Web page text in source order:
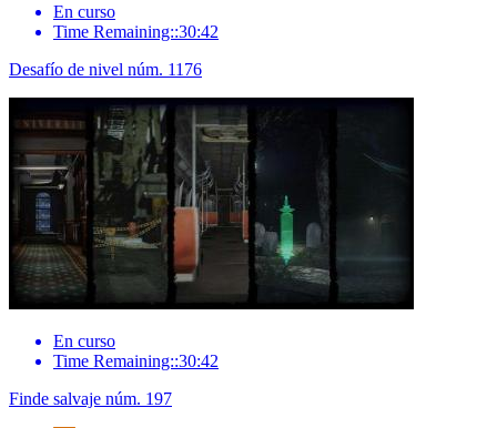
En curso
Time Remaining::30:42
Desafío de nivel núm. 1176
En curso
Time Remaining::30:42
Finde salvaje núm. 197